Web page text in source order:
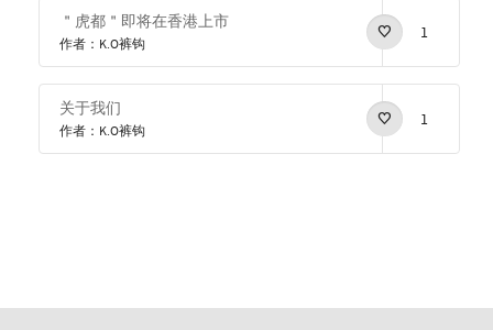
＂虎都＂即将在香港上市
作者：K.O裤钩
1
关于我们
作者：K.O裤钩
1